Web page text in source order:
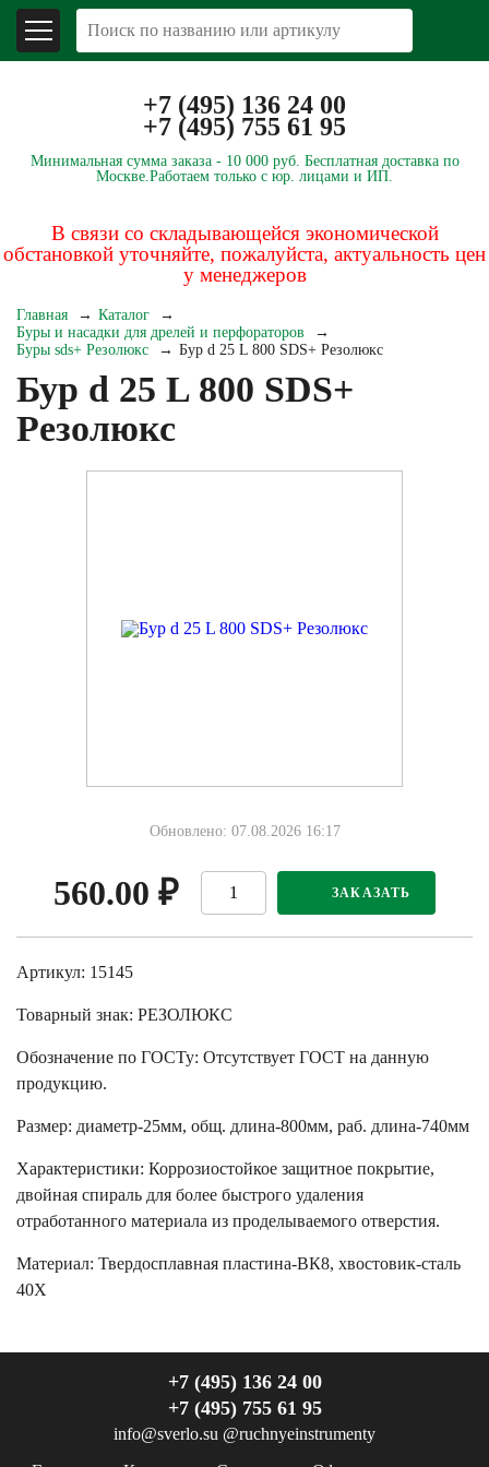
+7 (495) 136 24 00
+7 (495) 755 61 95
Минимальная сумма заказа - 10 000 руб. Бесплатная доставка по
Москве.Работаем только с юр. лицами и ИП.
В связи со складывающейся экономической
обстановкой уточняйте, пожалуйста, актуальность цен
у менеджеров
Главная
Каталог
Буры и насадки для дрелей и перфораторов
Буры sds+ Резолюкс
Бур d 25 L 800 SDS+ Резолюкс
Бур d 25 L 800 SDS+
Резолюкс
Обновлено: 07.08.2026 16:17
560.00 ₽ ЗАКАЗАТЬ
Артикул: 15145
Товарный знак: РЕЗОЛЮКС
Обозначение по ГОСТу: Отсутствует ГОСТ на данную
продукцию.
Размер: диаметр-25мм, общ. длина-800мм, раб. длина-740мм
Характеристики: Коррозиостойкое защитное покрытие,
двойная спираль для более быстрого удаления
отработанного материала из проделываемого отверстия.
Материал: Твердосплавная пластина-ВК8, хвостовик-сталь
40Х
+7 (495) 136 24 00
+7 (495) 755 61 95
info@sverlo.su @ruchnyeinstrumenty